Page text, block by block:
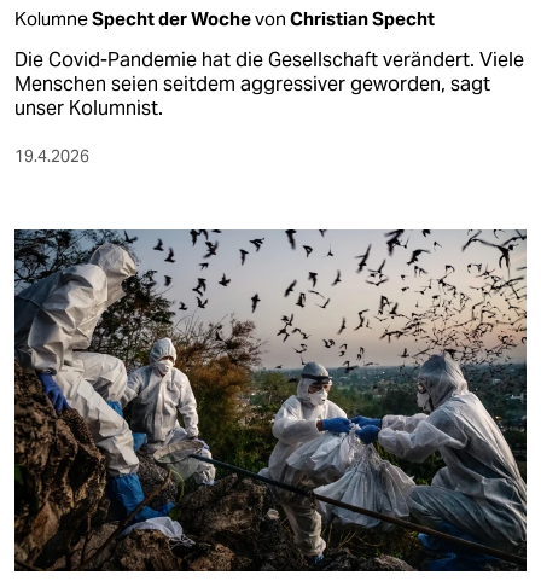
KolumneSpecht der Wochevon Christian Specht
Die Covid-Pandemie hat die Gesellschaft verändert. Viele
Menschen seien seitdem aggressiver geworden, sagt
unser Kolumnist.
19.4.2026